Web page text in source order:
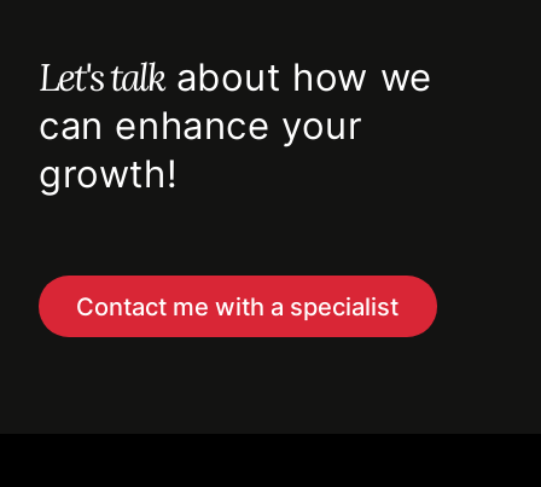
Let's talkabout how we
can enhance your
growth!
Contact me with a specialist